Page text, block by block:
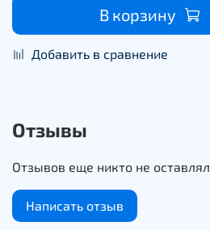
В корзину
Добавить в сравнение
Отзывы
Отзывов еще никто не оставлял
Написать отзыв